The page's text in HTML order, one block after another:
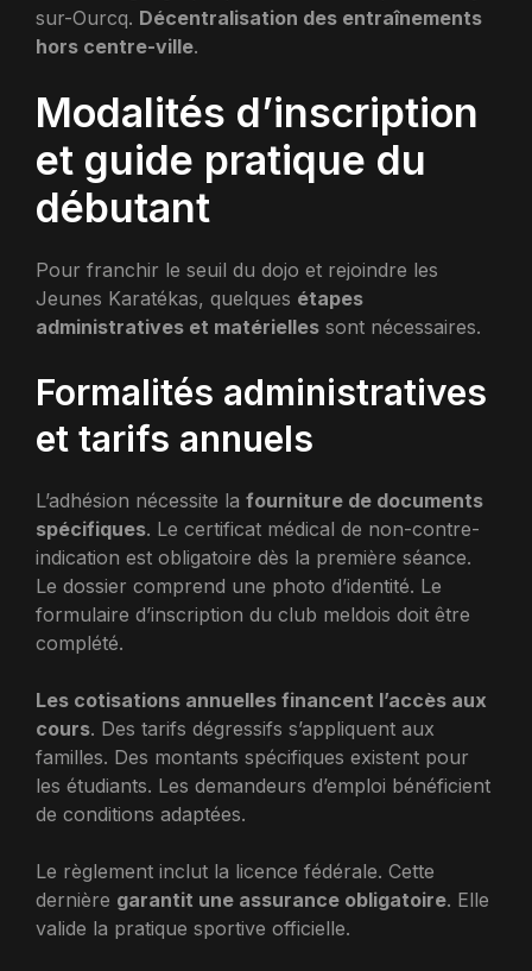
sur-Ourcq. Décentralisation des entraînements
hors centre-ville.
Modalités d’inscription
et guide pratique du
débutant
Pour franchir le seuil du dojo et rejoindre les
Jeunes Karatékas, quelques étapes
administratives et matérielles sont nécessaires.
Formalités administratives
et tarifs annuels
L’adhésion nécessite la fourniture de documents
spécifiques. Le certificat médical de non-contre-
indication est obligatoire dès la première séance.
Le dossier comprend une photo d’identité. Le
formulaire d’inscription du club meldois doit être
complété.
Les cotisations annuelles financent l’accès aux
cours. Des tarifs dégressifs s’appliquent aux
familles. Des montants spécifiques existent pour
les étudiants. Les demandeurs d’emploi bénéficient
de conditions adaptées.
Le règlement inclut la licence fédérale. Cette
dernière garantit une assurance obligatoire. Elle
valide la pratique sportive officielle.